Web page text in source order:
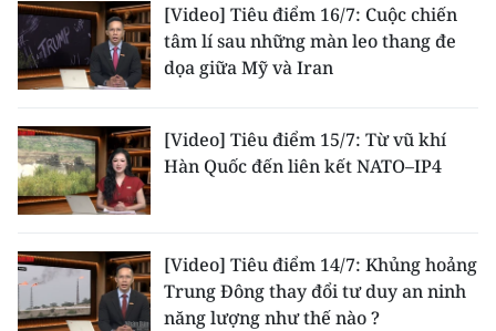
[Video] Tiêu điểm 16/7: Cuộc chiến
tâm lí sau những màn leo thang đe
dọa giữa Mỹ và Iran
[Video] Tiêu điểm 15/7: Từ vũ khí
Hàn Quốc đến liên kết NATO–IP4
[Video] Tiêu điểm 14/7: Khủng hoảng
Trung Đông thay đổi tư duy an ninh
năng lượng như thế nào ?